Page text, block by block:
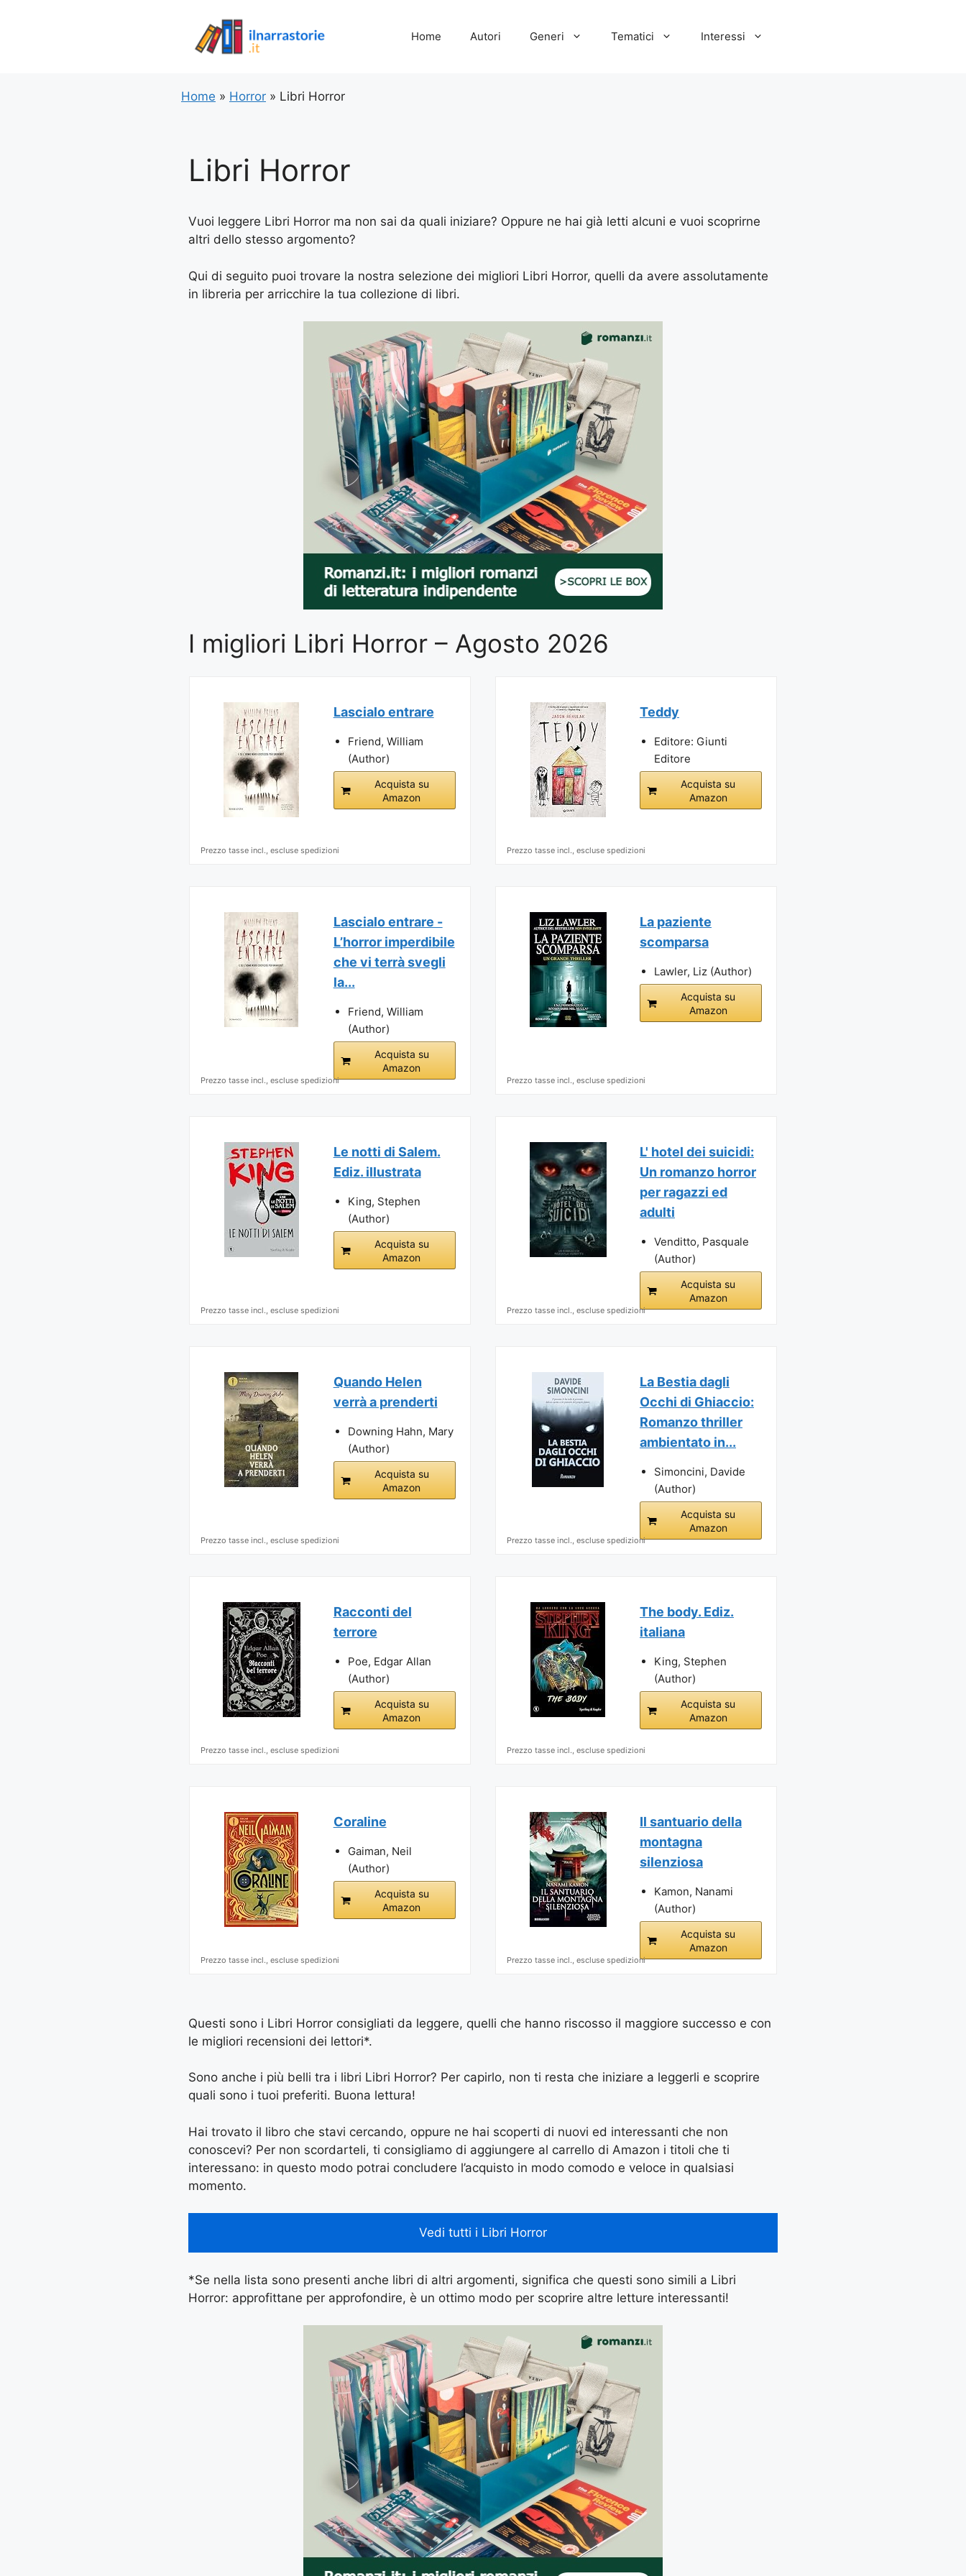
Home Autori Generi Tematici Interessi
Home » Horror » Libri Horror
Libri Horror
Vuoi leggere Libri Horror ma non sai da quali iniziare? Oppure ne hai già letti alcuni e vuoi scoprirne
altri dello stesso argomento?
Qui di seguito puoi trovare la nostra selezione dei migliori Libri Horror, quelli da avere assolutamente
in libreria per arricchire la tua collezione di libri.
I migliori Libri Horror – Agosto 2026
Lascialo entrare
Friend, William
(Author)
Acquista su
Amazon
Prezzo tasse incl., escluse spedizioni
Teddy
Editore: Giunti
Editore
Acquista su
Amazon
Prezzo tasse incl., escluse spedizioni
Lascialo entrare -
L’horror imperdibile
che vi terrà svegli
la...
Friend, William
(Author)
Acquista su
Amazon
Prezzo tasse incl., escluse spedizioni
La paziente
scomparsa
Lawler, Liz (Author)
Acquista su
Amazon
Prezzo tasse incl., escluse spedizioni
Le notti di Salem.
Ediz. illustrata
King, Stephen
(Author)
Acquista su
Amazon
Prezzo tasse incl., escluse spedizioni
L' hotel dei suicidi:
Un romanzo horror
per ragazzi ed
adulti
Venditto, Pasquale
(Author)
Acquista su
Amazon
Prezzo tasse incl., escluse spedizioni
Quando Helen
verrà a prenderti
Downing Hahn, Mary
(Author)
Acquista su
Amazon
Prezzo tasse incl., escluse spedizioni
La Bestia dagli
Occhi di Ghiaccio:
Romanzo thriller
ambientato in...
Simoncini, Davide
(Author)
Acquista su
Amazon
Prezzo tasse incl., escluse spedizioni
Racconti del
terrore
Poe, Edgar Allan
(Author)
Acquista su
Amazon
Prezzo tasse incl., escluse spedizioni
The body. Ediz.
italiana
King, Stephen
(Author)
Acquista su
Amazon
Prezzo tasse incl., escluse spedizioni
Coraline
Gaiman, Neil
(Author)
Acquista su
Amazon
Prezzo tasse incl., escluse spedizioni
Il santuario della
montagna
silenziosa
Kamon, Nanami
(Author)
Acquista su
Amazon
Prezzo tasse incl., escluse spedizioni
Questi sono i Libri Horror consigliati da leggere, quelli che hanno riscosso il maggiore successo e con
le migliori recensioni dei lettori*.
Sono anche i più belli tra i libri Libri Horror? Per capirlo, non ti resta che iniziare a leggerli e scoprire
quali sono i tuoi preferiti. Buona lettura!
Hai trovato il libro che stavi cercando, oppure ne hai scoperti di nuovi ed interessanti che non
conoscevi? Per non scordarteli, ti consigliamo di aggiungere al carrello di Amazon i titoli che ti
interessano: in questo modo potrai concludere l’acquisto in modo comodo e veloce in qualsiasi
momento.
Vedi tutti i Libri Horror
*Se nella lista sono presenti anche libri di altri argomenti, significa che questi sono simili a Libri
Horror: approfittane per approfondire, è un ottimo modo per scoprire altre letture interessanti!